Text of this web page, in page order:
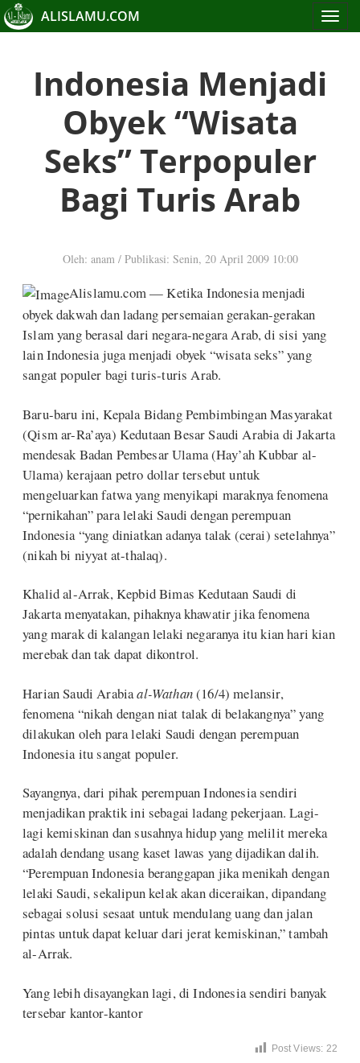
Toggle
ALISLAMU.COM
Indonesia Menjadi
Obyek “Wisata
Seks” Terpopuler
Bagi Turis Arab
Oleh: anam / Publikasi: Senin, 20 April 2009 10:00
Alislamu.com — Ketika Indonesia menjadi
obyek dakwah dan ladang persemaian gerakan-gerakan
Islam yang berasal dari negara-negara Arab, di sisi yang
lain Indonesia juga menjadi obyek “wisata seks” yang
sangat populer bagi turis-turis Arab.
Baru-baru ini, Kepala Bidang Pembimbingan Masyarakat
(Qism ar-Ra’aya) Kedutaan Besar Saudi Arabia di Jakarta
mendesak Badan Pembesar Ulama (Hay’ah Kubbar al-
Ulama) kerajaan petro dollar tersebut untuk
mengeluarkan fatwa yang menyikapi maraknya fenomena
“pernikahan” para lelaki Saudi dengan perempuan
Indonesia “yang diniatkan adanya talak (cerai) setelahnya”
(nikah bi niyyat at-thalaq).
Khalid al-Arrak, Kepbid Bimas Kedutaan Saudi di
Jakarta menyatakan, pihaknya khawatir jika fenomena
yang marak di kalangan lelaki negaranya itu kian hari kian
merebak dan tak dapat dikontrol.
Harian Saudi Arabiaal-Wathan(16/4) melansir,
fenomena “nikah dengan niat talak di belakangnya” yang
dilakukan oleh para lelaki Saudi dengan perempuan
Indonesia itu sangat populer.
Sayangnya, dari pihak perempuan Indonesia sendiri
menjadikan praktik ini sebagai ladang pekerjaan. Lagi-
lagi kemiskinan dan susahnya hidup yang melilit mereka
adalah dendang usang kaset lawas yang dijadikan dalih.
“Perempuan Indonesia beranggapan jika menikah dengan
lelaki Saudi, sekalipun kelak akan diceraikan, dipandang
sebagai solusi sesaat untuk mendulang uang dan jalan
pintas untuk dapat keluar dari jerat kemiskinan,” tambah
al-Arrak.
Yang lebih disayangkan lagi, di Indonesia sendiri banyak
tersebar kantor-kantor
Post Views: 22